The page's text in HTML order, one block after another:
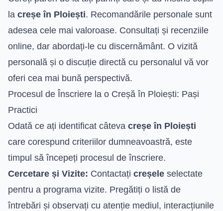
la creșe în Ploiești. Recomandările personale sunt
adesea cele mai valoroase. Consultați și recenziile
online, dar abordați-le cu discernământ. O vizită
personală și o discuție directă cu personalul vă vor
oferi cea mai bună perspectivă.
Procesul de Înscriere la o Creșă în Ploiești: Pași
Practici
Odată ce ați identificat câteva creșe în Ploiești
care corespund criteriilor dumneavoastră, este
timpul să începeți procesul de înscriere.
Cercetare și Vizite: Contactați creșele selectate
pentru a programa vizite. Pregătiți o listă de
întrebări și observați cu atenție mediul, interacțiunile